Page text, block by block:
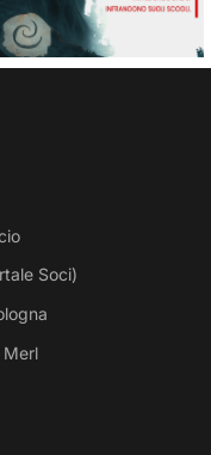
Electric State)
Soci)
Merl